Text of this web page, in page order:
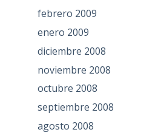
febrero 2009
enero 2009
diciembre 2008
noviembre 2008
octubre 2008
septiembre 2008
agosto 2008